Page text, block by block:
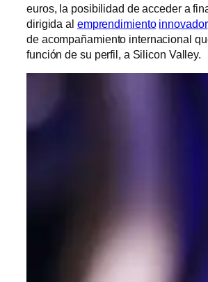
euros, la posibilidad de acceder a
dirigida al emprendimiento innovador
de acompañamiento internacional
función de su perfil, a Silicon Valley.